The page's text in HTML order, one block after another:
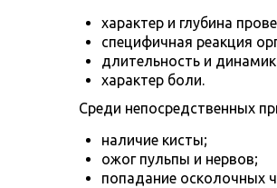
характер и глубина
специфичная реакция
длительность и
характер боли.
Среди непосредственных
наличие кисты;
ожог пульпы и нервов;
попадание осколочных